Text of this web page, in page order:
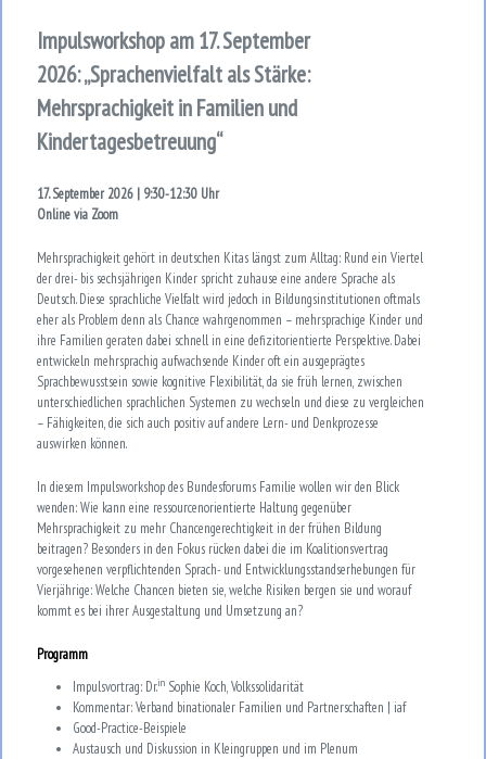
Impulsworkshop am 17. September
2026: „Sprachenvielfalt als Stärke:
Mehrsprachigkeit in Familien und
Kindertagesbetreuung“
17. September 2026 | 9:30-12:30 Uhr
Online via Zoom
Mehrsprachigkeit gehört in deutschen Kitas längst zum Alltag: Rund ein Viertel
der drei- bis sechsjährigen Kinder spricht zuhause eine andere Sprache als
Deutsch. Diese sprachliche Vielfalt wird jedoch in Bildungsinstitutionen oftmals
eher als Problem denn als Chance wahrgenommen – mehrsprachige Kinder und
ihre Familien geraten dabei schnell in eine defizitorientierte Perspektive. Dabei
entwickeln mehrsprachig aufwachsende Kinder oft ein ausgeprägtes
Sprachbewusstsein sowie kognitive Flexibilität, da sie früh lernen, zwischen
unterschiedlichen sprachlichen Systemen zu wechseln und diese zu vergleichen
– Fähigkeiten, die sich auch positiv auf andere Lern- und Denkprozesse
auswirken können.
In diesem Impulsworkshop des Bundesforums Familie wollen wir den Blick
wenden: Wie kann eine ressourcenorientierte Haltung gegenüber
Mehrsprachigkeit zu mehr Chancengerechtigkeit in der frühen Bildung
beitragen? Besonders in den Fokus rücken dabei die im Koalitionsvertrag
vorgesehenen verpflichtenden Sprach- und Entwicklungsstandserhebungen für
Vierjährige: Welche Chancen bieten sie, welche Risiken bergen sie und worauf
kommt es bei ihrer Ausgestaltung und Umsetzung an?
Programm
Impulsvortrag: Dr.inSophie Koch, Volkssolidarität
Kommentar: Verband binationaler Familien und Partnerschaften | iaf
Good-Practice-Beispiele
Austausch und Diskussion in Kleingruppen und im Plenum